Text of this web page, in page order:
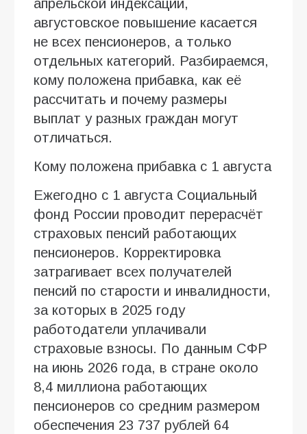
апрельской индексации,
августовское повышение касается
не всех пенсионеров, а только
отдельных категорий. Разбираемся,
кому положена прибавка, как её
рассчитать и почему размеры
выплат у разных граждан могут
отличаться.
Кому положена прибавка с 1 августа
Ежегодно с 1 августа Социальный
фонд России проводит перерасчёт
страховых пенсий работающих
пенсионеров. Корректировка
затрагивает всех получателей
пенсий по старости и инвалидности,
за которых в 2025 году
работодатели уплачивали
страховые взносы. По данным СФР
на июнь 2026 года, в стране около
8,4 миллиона работающих
пенсионеров со средним размером
обеспечения 23 737 рублей 64